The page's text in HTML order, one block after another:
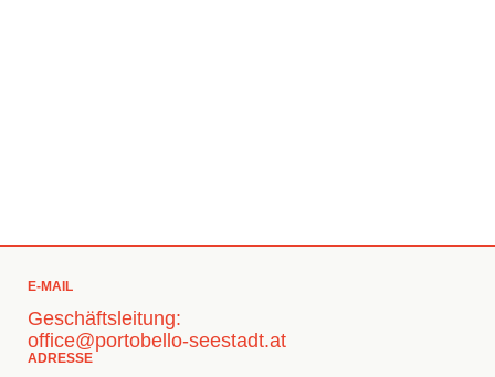
E-MAIL
Geschäftsleitung:
office@portobello-seestadt.at
ADRESSE